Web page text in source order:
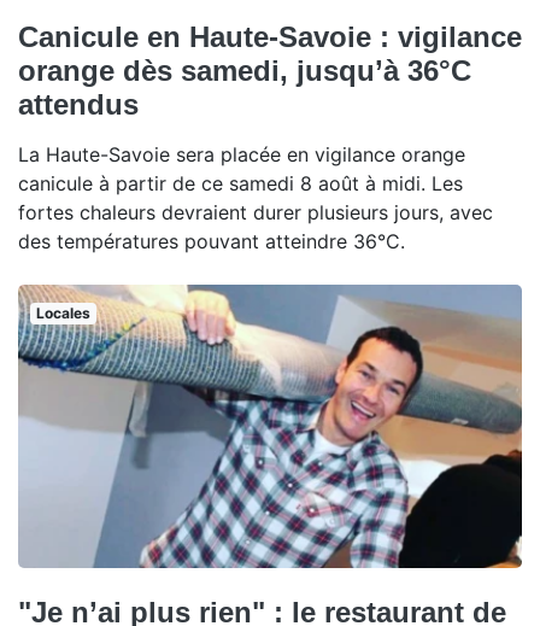
Canicule en Haute-Savoie : vigilance
orange dès samedi, jusqu’à 36°C
attendus
La Haute-Savoie sera placée en vigilance orange
canicule à partir de ce samedi 8 août à midi. Les
fortes chaleurs devraient durer plusieurs jours, avec
des températures pouvant atteindre 36°C.
Locales
"Je n’ai plus rien" : le restaurant de